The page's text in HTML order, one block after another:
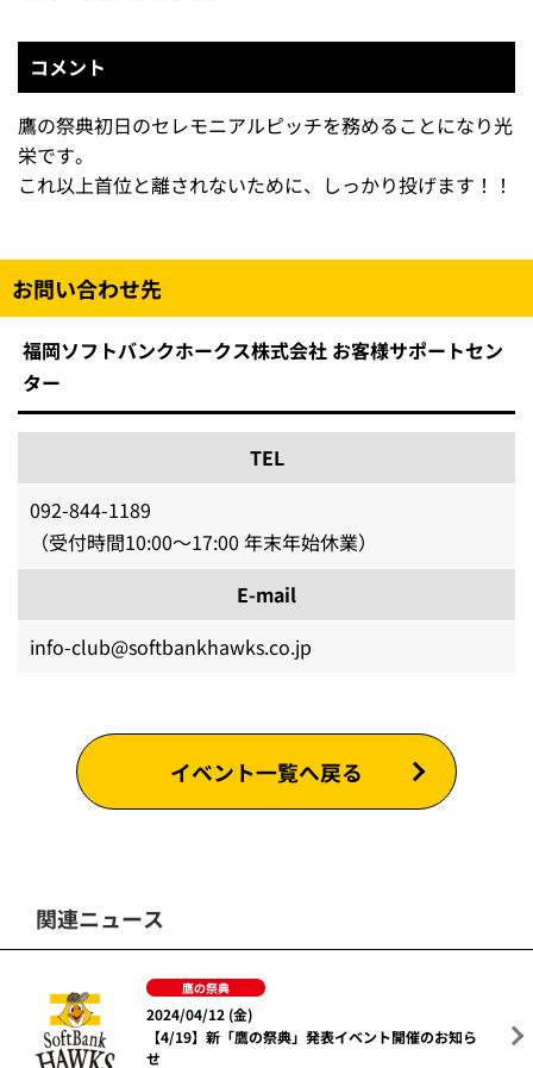
コメント
鷹の祭典初日のセレモニアルピッチを務めることになり光
栄です。
これ以上首位と離されないために、しっかり投げます！！
お問い合わせ先
福岡ソフトバンクホークス株式会社 お客様サポートセン
ター
TEL
092-844-1189
（受付時間10:00～17:00 年末年始休業）
E-mail
info-club@softbankhawks.co.jp
イベント一覧へ戻る
関連ニュース
鷹の祭典
2024/04/12 (金)
【4/19】新「鷹の祭典」発表イベント開催のお知ら
せ